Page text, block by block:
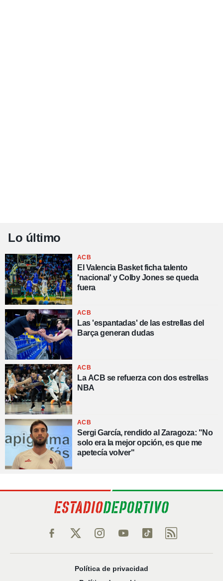
Lo último
ACB
El Valencia Basket ficha talento
'nacional' y Colby Jones se queda
fuera
ACB
Las 'espantadas' de las estrellas del
Barça generan dudas
ACB
La ACB se refuerza con dos estrellas
NBA
ACB
Sergi García, rendido al Zaragoza: "No
solo era la mejor opción, es que me
apetecía volver"
Política de privacidad